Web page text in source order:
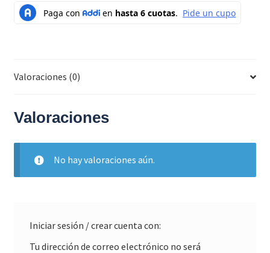
Valoraciones (0)
Valoraciones
No hay valoraciones aún.
Iniciar sesión / crear cuenta con:
Tu dirección de correo electrónico no será